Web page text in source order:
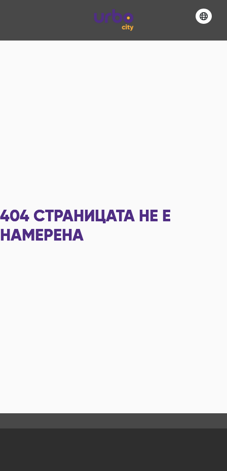
404 СТРАНИЦАТА НЕ Е
НАМЕРЕНА